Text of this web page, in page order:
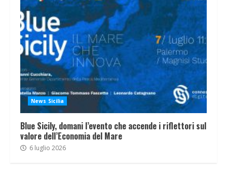
News Sicilia
Blue Sicily, domani l’evento che accende i riflettori sul
valore dell’Economia del Mare
6 luglio 2026